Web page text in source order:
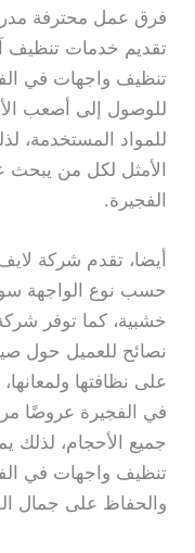
فرق عمل محترفة
تقديم خدمات تنظيف
تنظيف واجهات في
للوصول إلى أصعب
للمواد المستخدمة،
الأمثل لكل من
الفجيرة.
أيضا، تقدم شركة
حسب نوع الواجهة
خشبية، كما توفر
نصائح للعميل حول
على نظافتها
في الفجيرة عروضًا
جميع الأحجام، لذلك
تنظيف واجهات في
والحفاظ على جمال